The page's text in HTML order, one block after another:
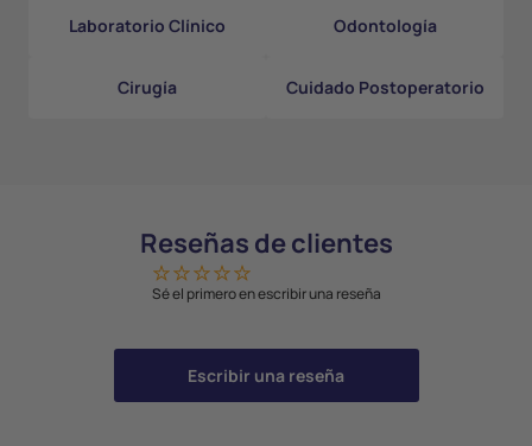
Laboratorio Clínico Odontología
Cirugía Cuidado Postoperatorio
Reseñas de clientes
Sé el primero en escribir una reseña
Escribir una reseña